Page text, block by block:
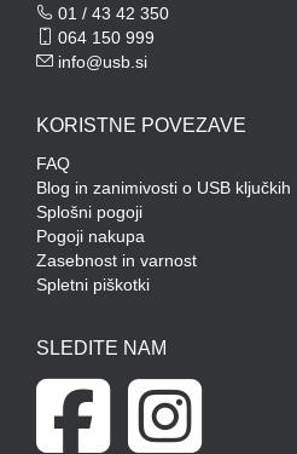
01 / 43 42 350
064 150 999
info@usb.si
KORISTNE POVEZAVE
FAQ
Blog in zanimivosti o USB ključkih
Splošni pogoji
Pogoji nakupa
Zasebnost in varnost
Spletni piškotki
SLEDITE NAM